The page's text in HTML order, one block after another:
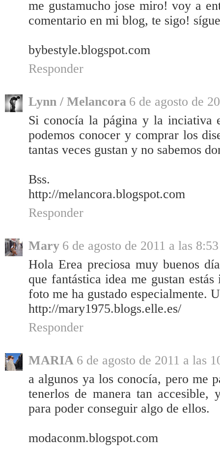
me gustamucho jose miro! voy a
comentario en mi blog, te sigo!
bybestyle.blogspot.com
Responder
Lynn / Melancora 6 de agosto de
Si conocía la página y la inciativa
podemos conocer y comprar los
tantas veces gustan y no sabemos
Bss.
http://melancora.blogspot.com
Responder
Mary 6 de agosto de 2011 a las 8:53
Hola Erea preciosa muy buenos
que fantástica idea me gustan
foto me ha gustado especialmente.
http://mary1975.blogs.elle.es/
Responder
MARIA 6 de agosto de 2011 a las
a algunos ya los conocía, pero me
tenerlos de manera tan accesible,
para poder conseguir algo de ellos.
modaconm.blogspot.com